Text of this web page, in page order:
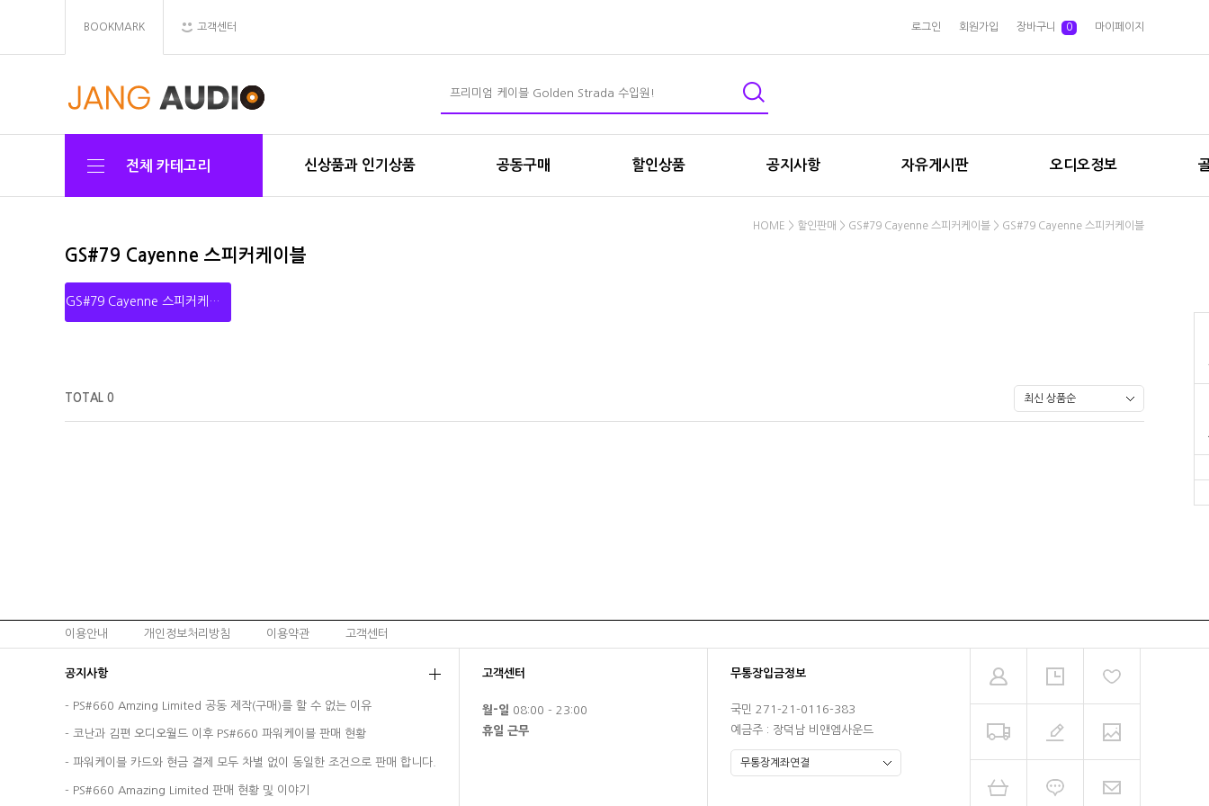
BOOKMARK 고객센터 로그인 회원가입 장바구니 0 마이페이지
전체 카테고리 신상품과 인기상품 공동구매 할인상품 공지사항 자유게시판 오디오정보
HOME > 할인판매 > GS#79 Cayenne 스피커케이블 > GS#79 Cayenne 스피커케이블
GS#79 Cayenne 스피커케이블
GS#79 Cayenne 스피커케이블
TOTAL 0
이용안내 개인정보처리방침 이용약관 고객센터
공지사항
- PS#660 Amzing Limited 공동 제작(구매)를 할 수 없는 이유
- 코난과 김편 오디오월드 이후 PS#660 파워케이블 판매 현황
- 파워케이블 카드와 현금 결제 모두 차별 없이 동일한 조건으로 판매 합니다.
- PS#660 Amazing Limited 판매 현황 및 이야기
고객센터
월-일 08:00 - 23:00
휴일 근무
무통장입금정보
국민 271-21-0116-383
예금주 : 장덕남 비앤엠사운드